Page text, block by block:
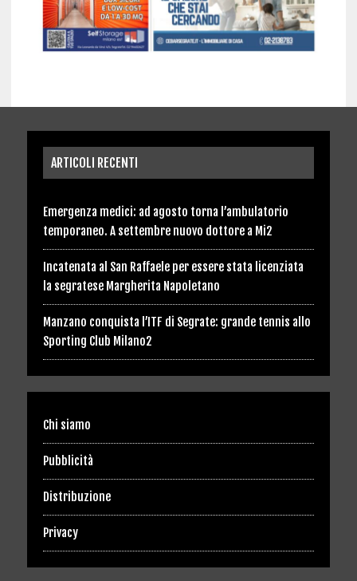
ARTICOLI RECENTI
Emergenza medici: ad agosto torna l’ambulatorio
temporaneo. A settembre nuovo dottore a Mi2
Incatenata al San Raffaele per essere stata licenziata
la segratese Margherita Napoletano
Manzano conquista l’ITF di Segrate: grande tennis allo
Sporting Club Milano2
Chi siamo
Pubblicità
Distribuzione
Privacy